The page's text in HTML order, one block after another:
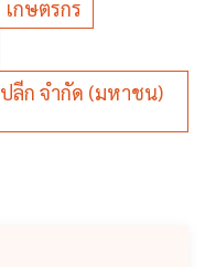
เกษตรกร
ลีก จำกัด (มหาชน)